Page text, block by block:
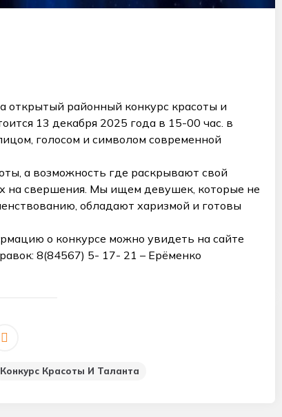
открытый районный конкурс красоты и
13 декабря 2025 года в 15-00 час. в
голосом и символом современной
а возможность где раскрывают свой
на свершения. Мы ищем девушек, которые не
обладают харизмой и готовы
о конкурсе можно увидеть на сайте
8(84567) 5- 17- 21 – Ерёменко
Конкурс Красоты И Таланта